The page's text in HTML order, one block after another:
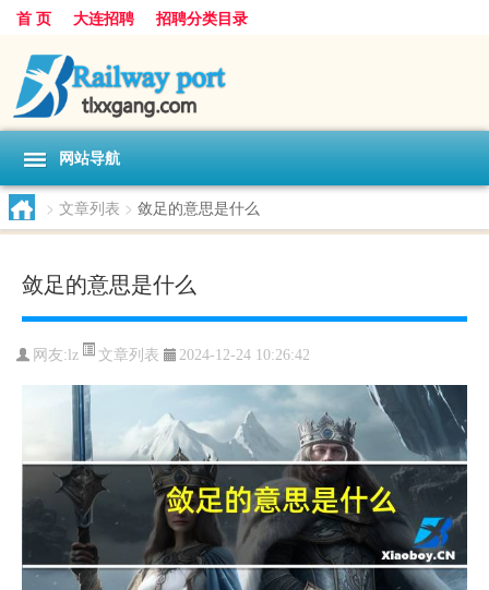
首 页 大连招聘 招聘分类目录
网站导航
> 文章列表 > 敛足的意思是什么
敛足的意思是什么
网友: lz 文章列表 2024-12-24 10:26:42